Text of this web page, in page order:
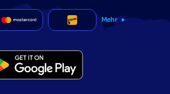
Mehr